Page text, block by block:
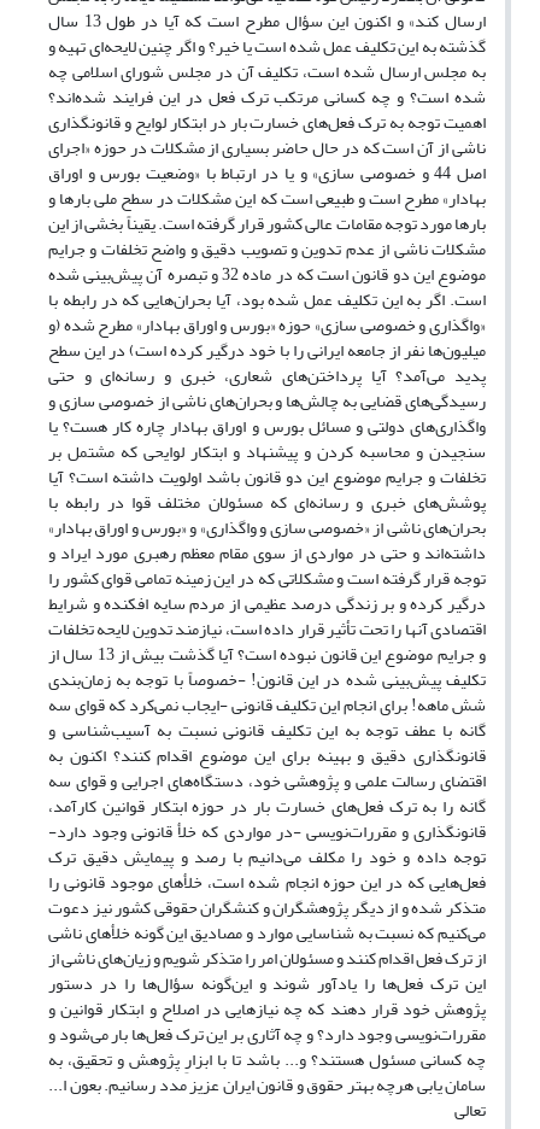
ارسال کند» و اکنون این سؤال مطرح است که آیا در طول 13 سال
گذشته به این تکلیف عمل شده است یا خیر؟ و اگر چنین لایحه‌ای تهیه و
به مجلس ارسال شده است، تکلیف آن در مجلس شورای اسلامی چه
شده است؟ و چه کسانی مرتکب ترک فعل در این فرایند شده‌اند؟
اهمیت توجه به ترک فعل‌های خسارت بار در ابتکار لوایح و قانونگذاری
ناشی از آن است که در حال حاضر بسیاری از مشکلات در حوزه «اجرای
اصل 44 و خصوصی سازی» و یا در ارتباط با «وضعیت بورس و اوراق
بهادار» مطرح است و طبیعی است که این مشکلات در سطح ملی بارها و
بارها مورد توجه مقامات عالی کشور قرار گرفته است. یقیناً بخشی از این
مشکلات ناشی از عدم تدوین و تصویب دقیق و واضح تخلفات و جرایم
موضوع این دو قانون است که در ماده 32 و تبصره آن پیش‌بینی شده
است. اگر به این تکلیف عمل شده بود، آیا بحران‌هایی که در رابطه با
«واگذاری و خصوصی سازی» حوزه «بورس و اوراق بهادار» مطرح شده (و
میلیون‌ها نفر از جامعه ایرانی را با خود درگیر کرده است) در این سطح
پدید می‌آمد؟ آیا پرداختن‌های شعاری، خبری و رسانه‌ای و حتی
رسیدگی‌‌های قضایی به چالش‌ها و بحران‌های ناشی از خصوصی سازی و
واگذاری‌های دولتی و مسائل بورس و اوراق بهادار چاره کار هست؟ یا
سنجیدن و محاسبه کردن و پیشنهاد و ابتکار لوایحی که مشتمل بر
تخلفات و جرایم موضوع این دو قانون باشد اولویت داشته است؟ آیا
پوشش‌های خبری و رسانه‌ای که مسئولان مختلف قوا در رابطه با
بحران‌های ناشی از «خصوصی سازی و واگذاری» و «بورس و اوراق بهادار»
داشته‌اند و حتی در مواردی از سوی مقام معظم رهبری مورد ایراد و
توجه قرار گرفته است و مشکلاتی که در این زمینه تمامی قوای کشور را
درگیر کرده و بر زندگی درصد عظیمی از مردم سایه افکنده و شرایط
اقتصادی آنها را تحت تأثیر قرار داده است، نیازمند تدوین لایحه تخلفات
و جرایم موضوع این قانون نبوده است؟ آیا گذشت بیش از 13 سال از
تکلیف پیش‌بینی شده در این قانون! -خصوصاً با توجه به زمان‌بندی
شش ماهه! برای انجام این تکلیف قانونی -ایجاب نمی‌کرد که قوای سه
گانه با عطف توجه به این تکلیف قانونی نسبت به آسیب‌شناسی و
قانونگذاری دقیق و بهینه برای این موضوع اقدام کنند؟ اکنون به
اقتضای رسالت علمی و پژوهشی خود، دستگاه‌های اجرایی و قوای سه
گانه را به ترک فعل‌های خسارت بار در حوزه ابتکار قوانین کارآمد،
قانونگذاری و مقررات‌نویسی -در مواردی که خلأ قانونی وجود دارد-
توجه داده و خود را مکلف می‌دانیم با رصد و پیمایش دقیق ترک
فعل‌هایی که در این حوزه انجام شده است، خلأهای موجود قانونی را
متذکر شده و از دیگر پژوهشگران و کنشگران حقوقی کشور نیز دعوت
می‌کنیم که نسبت به شناسایی موارد و مصادیق این گونه خلأهای ناشی
از ترک فعل اقدام کنند و مسئولان امر را متذکر شویم و زیان‌های ناشی از
این ترک فعل‌ها را یادآور شوند و این‌گونه سؤال‌ها را در دستور
پژوهش خود قرار دهند که چه نیازهایی در اصلاح و ابتکار قوانین و
مقررات‌نویسی وجود دارد؟ و چه آثاری بر این ترک فعل‌ها بار می‌شود و
چه کسانی مسئول هستند؟ و... باشد تا با ابزارِ پژوهش و تحقیق، به
سامان یابی هرچه بهتر حقوق و قانون ایران عزیز مدد رسانیم. بعون ا...
تعالی